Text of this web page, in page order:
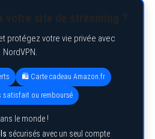
protégez votre vie privée avec
NordVPN.
🛍️ Carte cadeau Amazon.fr
satisfait ou remboursé
le monde !
sécurisés avec un seul compte